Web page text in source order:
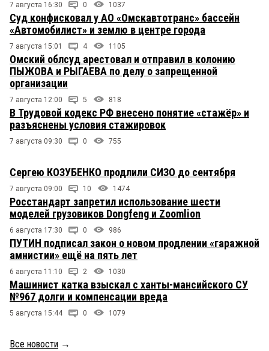
7 августа 16:30 0 1037
Суд конфисковал у АО «Омскавтотранс» бассейн
«Автомобилист» и землю в центре города
7 августа 15:01 4 1105
Омский облсуд арестовал и отправил в колонию
ПЫЖОВА и РЫГАЕВА по делу о запрещенной
организации
7 августа 12:00 5 818
В Трудовой кодекс РФ внесено понятие «стажёр» и
разъяснены условия стажировок
7 августа 09:30 0 755
Сергею КОЗУБЕНКО продлили СИЗО до сентября
7 августа 09:00 10 1474
Росстандарт запретил использование шести
моделей грузовиков Dongfeng и Zoomlion
6 августа 17:30 0 986
ПУТИН подписал закон о новом продлении «гаражной
амнистии» ещё на пять лет
6 августа 11:10 2 1030
Машинист катка взыскал с ханты-мансийского СУ
№967 долги и компенсации вреда
5 августа 15:44 0 1079
Все новости →